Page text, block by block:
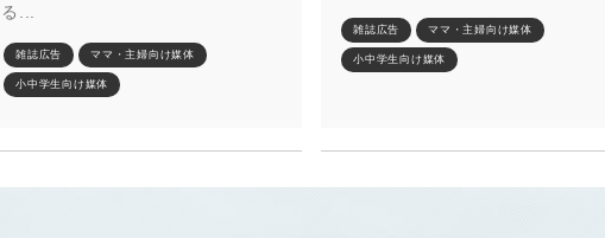
る...
雑誌広告 ママ・主婦向け媒体
小中学生向け媒体
雑誌広告 ママ・主婦向け媒体
小中学生向け媒体